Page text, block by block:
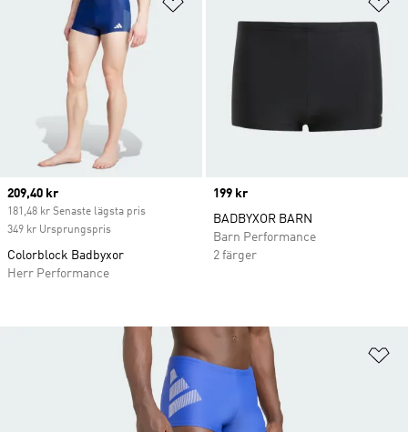
Current price
209,40 kr
181,48 kr Senaste lägsta pris
349 kr Ursprungspris
Colorblock Badbyxor
Herr Performance
Price
199 kr
BADBYXOR BARN
Barn Performance
2 färger